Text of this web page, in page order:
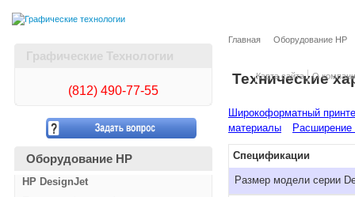
Карта сайта О
Графические Технологии
(812) 490-77-55
Оборудование HP
HP DesignJet
Главная Оборудование HP
Технические
Широкоформатный
материалы
Расширение
Спецификации
Размер модели серии